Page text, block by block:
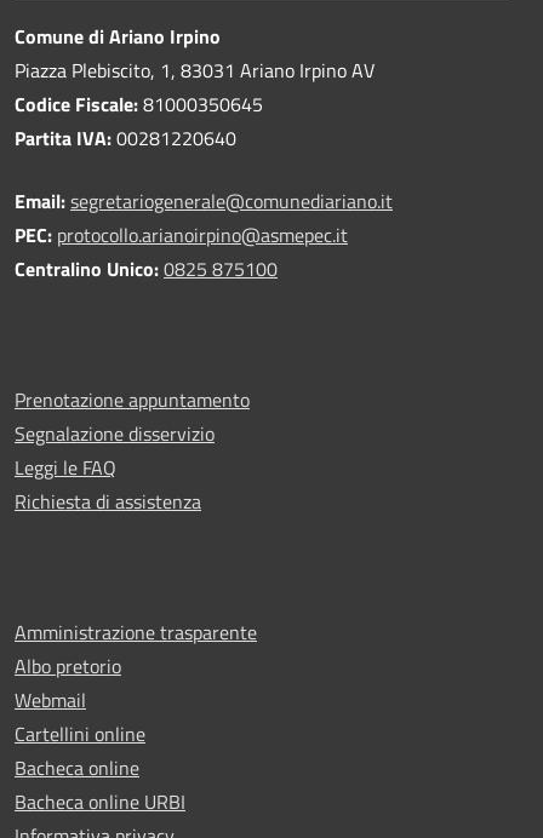
Comune di Ariano Irpino
Piazza Plebiscito, 1, 83031 Ariano Irpino AV
Codice Fiscale:81000350645
Partita IVA:00281220640
Email:segretariogenerale@comunediariano.it
PEC: protocollo.arianoirpino@asmepec.it
Centralino Unico:0825 875100
Prenotazione appuntamento
Segnalazione disservizio
Leggi le FAQ
Richiesta di assistenza
Amministrazione trasparente
Albo pretorio
Webmail
Cartellini online
Bacheca online
Bacheca online URBI